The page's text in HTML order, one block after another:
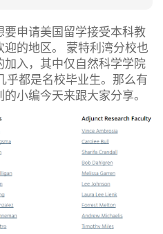
申请美国留学接受本科教
的地区。 蒙特利湾分校也
入，其中仅自然科学学院
乎都是名校毕业生。那么有
小编今天来跟大家分享。